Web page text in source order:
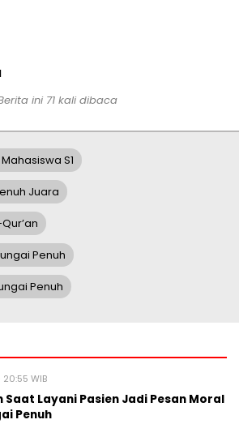
ini 71 kali dibaca
S1
Juara
Penuh
Penuh
WIB
Saat Layani Pasien Jadi Pesan Moral
Penuh